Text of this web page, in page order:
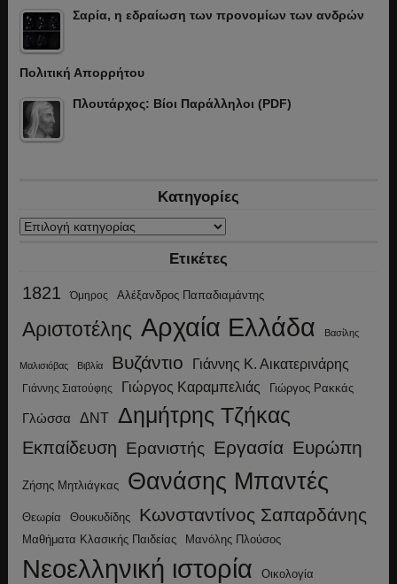
Σαρία, η εδραίωση των προνομίων των ανδρών
Πολιτική Απορρήτου
Πλουτάρχος: Βίοι Παράλληλοι (PDF)
Κατηγορίες
Κατηγορίες
Ετικέτες
1821 Όμηρος Αλέξανδρος Παπαδιαμάντης
Αριστοτέλης Αρχαία Ελλάδα Βασίλης
Μαλισιόβας Βιβλία Βυζάντιο Γιάννης Κ. Αικατερινάρης
Γιάννης Σιατούφης Γιώργος Καραμπελιάς Γιώργος Ρακκάς
Γλώσσα ΔΝΤ Δημήτρης Τζήκας
Εκπαίδευση Ερανιστής Εργασία Ευρώπη
Ζήσης Μητλιάγκας Θανάσης Μπαντές
Θεωρία Θουκυδίδης Κωνσταντίνος Σαπαρδάνης
Μαθήματα Κλασικής Παιδείας Μανόλης Πλούσος
Νεοελληνική ιστορία Οικολογία